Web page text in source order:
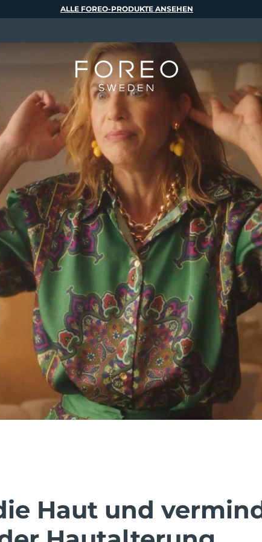
Haut und
ALLE FOREO-PRODUKTE ANSEHEN